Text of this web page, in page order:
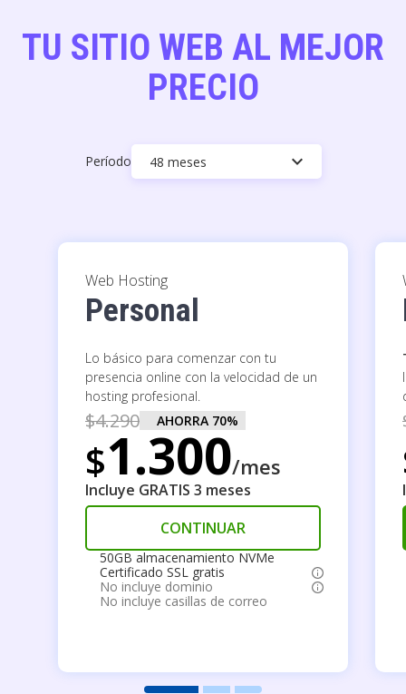
TU SITIO WEB AL MEJOR
PRECIO
Período 48 meses keyboard_arrow_down
Web Hosting
Personal
Lo básico para comenzar con tu
presencia online con la velocidad de un
hosting profesional.
$4.290 AHORRA 70%
$1.300/mes
Incluye GRATIS 3 meses
CONTINUAR
50GB almacenamiento NVMe
Certificado SSL gratis
No incluye dominio
No incluye casillas de correo